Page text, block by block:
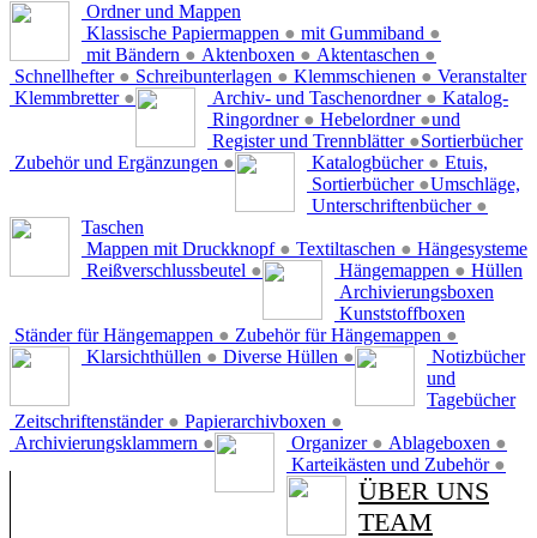
Ordner und Mappen
Klassische Papiermappen ● mit Gummiband ●
mit Bändern ● Aktenboxen ● Aktentaschen ●
Schnellhefter ● Schreibunterlagen ● Klemmschienen ●
Klemmbretter ●
Veranstalter
Archiv- und Taschenordner ●
Ringordner ● Hebelordner ●
Register und Trennblätter ●
Zubehör und Ergänzungen ●
Katalog-
und
Sortierbücher
Katalogbücher ●
Sortierbücher ●
Unterschriftenbücher ●
Etuis,
Umschläge,
Taschen
Mappen mit Druckknopf ● Textiltaschen ●
Reißverschlussbeutel ●
Hängesysteme
Hängemappen ●
Ständer für Hängemappen ● Zubehör für Hängemappen ●
Hüllen
Klarsichthüllen ● Diverse Hüllen ●
Archivierungsboxen
Zeitschriftenständer ● Papierarchivboxen ●
Archivierungsklammern ●
Kunststoffboxen
Organizer ● Ablageboxen ●
Karteikästen und Zubehör ●
Notizbücher
und
Tagebücher
ÜBER UNS
TEAM